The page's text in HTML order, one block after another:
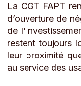
La CGT FAPT
d’ouverture de
de
restent toujours
leur proximité
au service des